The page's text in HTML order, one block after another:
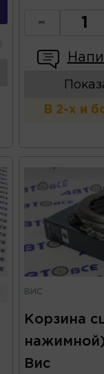
-
В 2-х и
ВИС
Корзина
Вис